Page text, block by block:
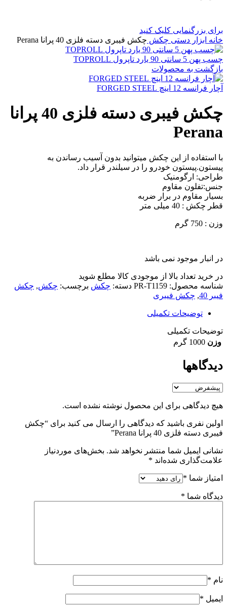
برای بزرگنمایی کلیک کنید
خانه ابزار دستی چکش چکش فیبری دسته فلزی 40 پرانا Perana
چسب پهن 5 سانتی 90 یارد تاپرول TOPROLL
بازگشت به محصولات
آچار فرانسه 12 اینچ FORGED STEEL
چکش فیبری دسته فلزی 40 پرانا
Perana
با استفاده از این چکش میتوانید بدون آسیب رساندن به
پیستون.پیستون خودرو را در سیلندر قرار داد.
طراحی: ارگومنیک
جنس:تفلون مقاوم
بسیار مقاوم در برار ضربه
قطر چکش : 40 میلی متر
وزن : 750 گرم
در انبار موجود نمی باشد
در خرید تعداد بالا از موجودی کالا مطلع شوید
شناسه محصول: PR-T1159 دسته: چکش برچسب: چکش, چکش
فیبر 40
, چکش فیبری
توضیحات تکمیلی
توضیحات تکمیلی
وزن 1000 گرم
دیدگاهها
هیچ دیدگاهی برای این محصول نوشته نشده است.
اولین نفری باشید که دیدگاهی را ارسال می کنید برای “چکش
فیبری دسته فلزی 40 پرانا Perana”
نشانی ایمیل شما منتشر نخواهد شد. بخش‌های موردنیاز
علامت‌گذاری شده‌اند *
امتیاز شما *
دیدگاه شما *
نام *
ایمیل *